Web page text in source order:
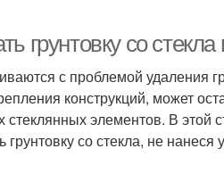
грунтовку со
с проблемой удаления
конструкций, может
стеклянных элементов. В
со стекла, не нанеся